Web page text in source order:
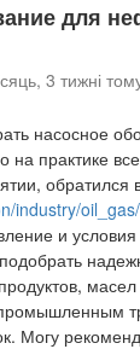
для
3 тижні
насосное
практике
industry/
и
масел
Могу